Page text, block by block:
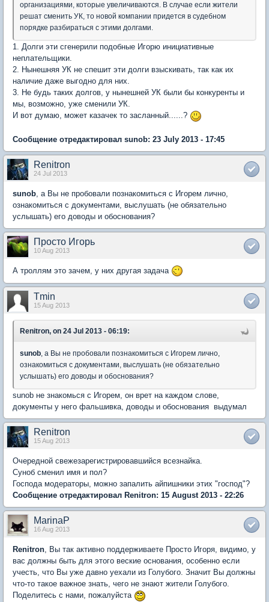
организациями, которые увеличиваются. В случае если жители
решат сменить УК, то новой компании придется в судебном
порядке разбираться с этими долгами.
1. Долги эти сгенерили подобные Игорю инициативные
неплательщики.
2. Нынешняя УК не спешит эти долги взыскивать, так как их
наличие даже выгодно для них.
3. Не будь таких долгов, у нынешней УК были бы конкуренты и
мы, возможно, уже сменили УК.
И вот думаю, может казачек то засланный......?
Сообщение отредактировал sunob: 23 July 2013 - 17:45
Renitron
24 Jul 2013
sunob , а Вы не пробовали познакомиться с Игорем лично,
ознакомиться с документами, выслушать (не обязательно
услышать) его доводы и обоснования?
Просто Игорь
10 Aug 2013
А троллям это зачем, у них другая задача
Tmin
15 Aug 2013
Renitron, on 24 Jul 2013 - 06:19:
sunob, а Вы не пробовали познакомиться с Игорем лично,
ознакомиться с документами, выслушать (не обязательно
услышать) его доводы и обоснования?
sunob не знакомься с Игорем, он врет на каждом слове,
документы у него фальшивка, доводы и обоснования выдумал
Renitron
15 Aug 2013
Очередной свежезарегистрировавшийся всезнайка.
Суноб сменил имя и пол?
Господа модераторы, можно запалить айпишники этих "господ"?
Сообщение отредактировал Renitron: 15 August 2013 - 22:26
MarinaP
16 Aug 2013
Renitron, Вы так активно поддерживаете Просто Игоря, видимо, у
вас должны быть для этого веские основания, особенно если
учесть, что Вы уже давно уехали из Голубого. Значит Вы должны
что-то такое важное знать, чего не знают жители Голубого.
Поделитесь с нами, пожалуйста